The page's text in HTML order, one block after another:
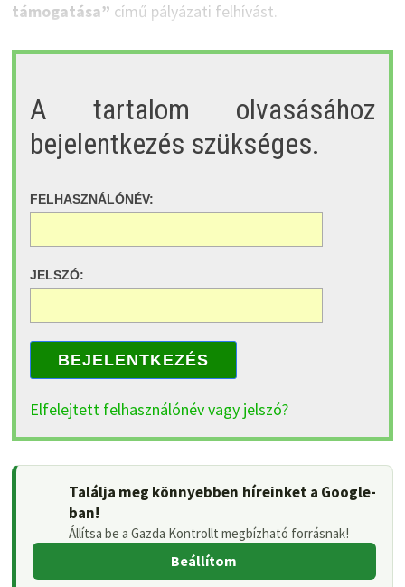
támogatása” című pályázati felhívást.
A tartalom olvasásához
bejelentkezés szükséges.
FELHASZNÁLÓNÉV:
JELSZÓ:
BEJELENTKEZÉS
Elfelejtett felhasználónév vagy jelszó?
Találja meg könnyebben híreinket a Google-
ban!
Állítsa be a Gazda Kontrollt megbízható forrásnak!
Beállítom